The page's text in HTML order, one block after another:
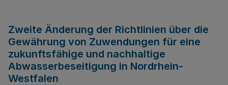
Zweite Änderung der Richtlinien über die
Gewährung von Zuwendungen für eine
zukunftsfähige und nachhaltige
Abwasserbeseitigung in Nordrhein-
Westfalen